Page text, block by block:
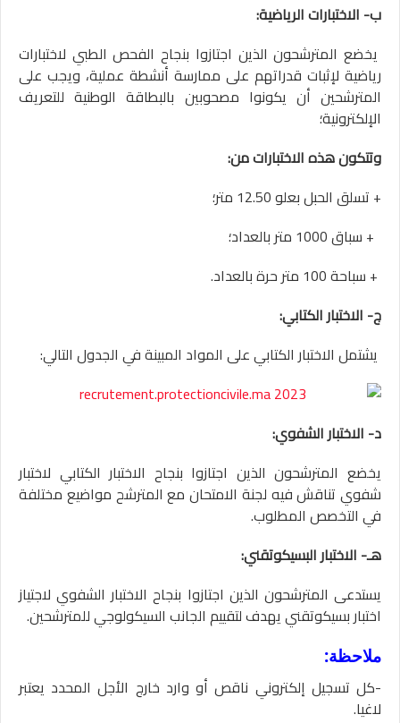
ب- الاختبارات الرياضية:
يخضع المترشحون الذين اجتازوا بنجاح الفحص الطبي لاختبارات
رياضية لإثبات قدراتهم على ممارسة أنشطة عملية، ويجب على
المترشحين أن يكونوا مصحوبين بالبطاقة الوطنية للتعريف
الإلكترونية؛
وتتكون هذه الاختبارات من:
+ تسلق الحبل بعلو 12.50 متر؛
+ سباق 1000 متر بالعداد؛
+ سباحة 100 متر حرة بالعداد.
ج- الاختبار الكتابي:
يشتمل الاختبار الكتابي على المواد المبينة في الجدول التالي:
د- الاختبار الشفوي:
يخضع المترشحون الذين اجتازوا بنجاح الاختبار الكتابي لاختبار
شفوي تناقش فيه لجنة الامتحان مع المترشح مواضيع مختلفة
في التخصص المطلوب.
هـ- الاختبار البسيكوتقني:
يستدعى المترشحون الذين اجتازوا بنجاح الاختبار الشفوي لاجتياز
اختبار بسيكوتقني يهدف لتقييم الجانب السيكولوجي للمترشحين.
ملاحظة:
-كل تسجيل إلكتروني ناقص أو وارد خارج الأجل المحدد يعتبر
لاغيا.